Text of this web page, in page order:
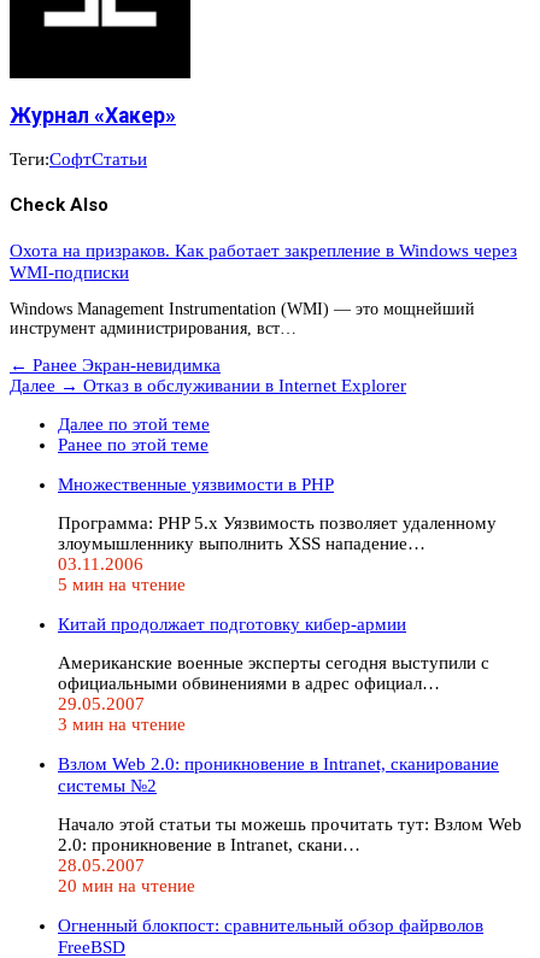
Журнал «Хакер»
Теги:СофтСтатьи
Check Also
Охота на призраков. Как работает закрепление в Windows через
WMI-подписки
Windows Management Instrumentation (WMI) — это мощнейший
инструмент администрирования, вст…
← Ранее Экран-невидимка
Далее → Отказ в обслуживании в Internet Explorer
Далее по этой теме
Ранее по этой теме
Множественные уязвимости в PHP
Программа: PHP 5.x Уязвимость позволяет удаленному
злоумышленнику выполнить XSS нападение…
03.11.2006
5 мин на чтение
Китай продолжает подготовку кибер-армии
Американские военные эксперты сегодня выступили с
официальными обвинениями в адрес официал…
29.05.2007
3 мин на чтение
Взлом Web 2.0: проникновение в Intranet, сканирование
системы №2
Начало этой статьи ты можешь прочитать тут: Взлом Web
2.0: проникновение в Intranet, скани…
28.05.2007
20 мин на чтение
Огненный блокпост: cравнительный обзор файрволов
FreeBSD